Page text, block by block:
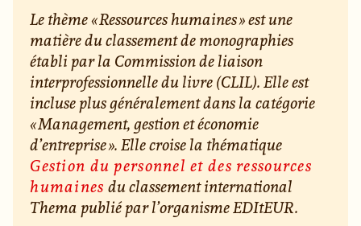
Le thème « Ressources humaines » est une
matière du classement de monographies
établi par la Commission de liaison
interprofessionnelle du livre (CLIL). Elle est
incluse plus généralement dans la catégorie
« Management, gestion et économie
d’entreprise ». Elle croise la thématique
Gestion du personnel et des ressources
humaines du classement international
Thema publié par l’organisme EDItEUR.